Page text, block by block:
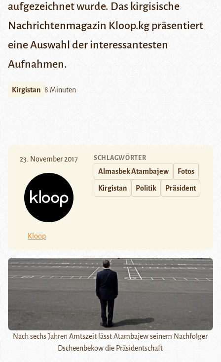
aufgezeichnet wurde. Das kirgisische
Nachrichtenmagazin Kloop.kg präsentiert
eine Auswahl der interessantesten
Aufnahmen.
Kirgistan 8 Minuten
23. November 2017
Kloop
SCHLAGWÖRTER
Almasbek Atambajew Fotos
Kirgistan Politik Präsident
Nach sechs Jahren Amtszeit lässt Atambajew seinem Nachfolger
Dscheenbekow die Präsidentschaft